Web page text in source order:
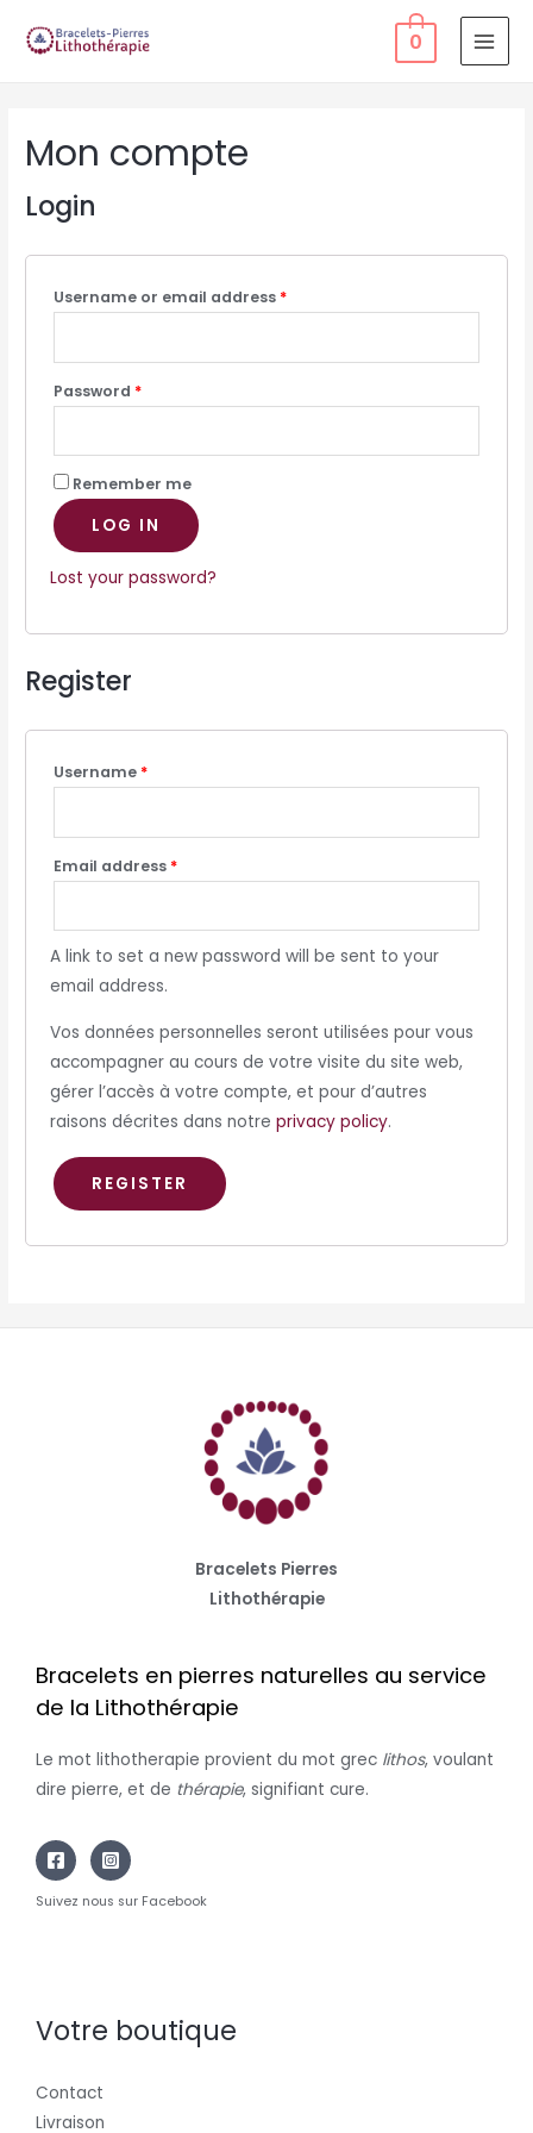
0
Mon compte
Login
Username or email address *
Password *
Remember me
LOG IN
Lost your password?
Register
Username *
Email address *
A link to set a new password will be sent to your
email address.
Vos données personnelles seront utilisées pour vous
accompagner au cours de votre visite du site web,
gérer l’accès à votre compte, et pour d’autres
raisons décrites dans notreprivacy policy.
REGISTER
Bracelets Pierres
Lithothérapie
Bracelets en pierres naturelles au service
de la Lithothérapie
Le mot lithotherapie provient du mot grec lithos, voulant
dire pierre, et de thérapie, signifiant cure.
Suivez nous sur Facebook
Votre boutique
Contact
Livraison